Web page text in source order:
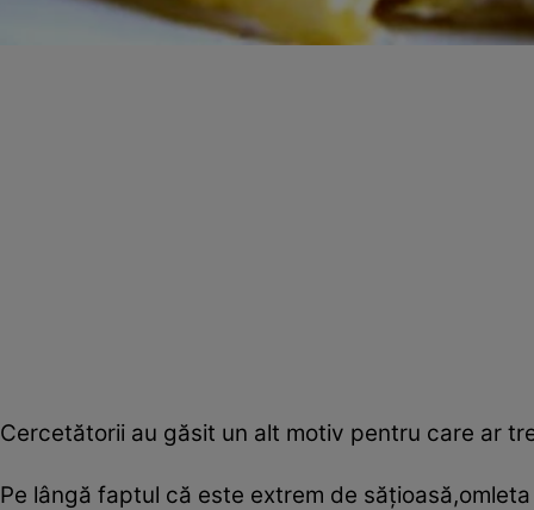
Cercetătorii au găsit un alt motiv pentru care ar
Pe lângă faptul că este extrem de